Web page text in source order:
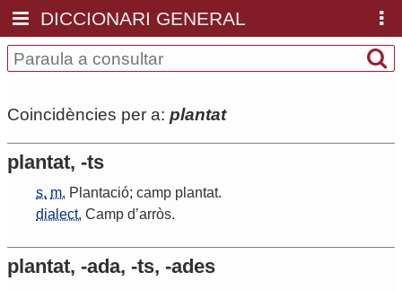
DICCIONARI GENERAL
Coincidències per a: plantat
plantat, -ts
s. m. Plantació; camp plantat.
dialect. Camp d’arròs.
plantat, -ada, -ts, -ades